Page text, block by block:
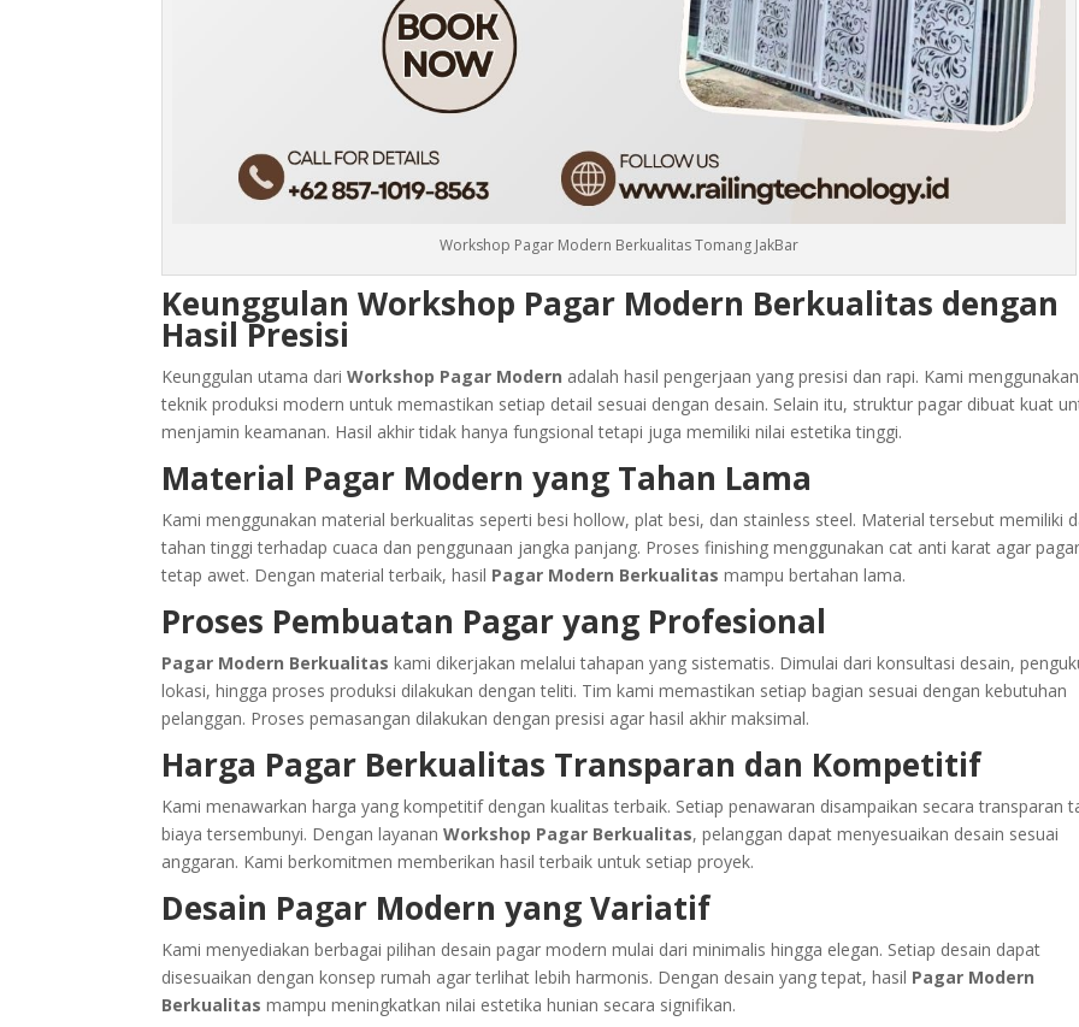
Workshop Pagar Modern Berkualitas Tomang JakBar
Keunggulan Workshop Pagar Modern Berkualitas dengan
Hasil Presisi
Keunggulan utama dariWorkshop Pagar Modern adalah hasil pengerjaan yang presisi dan rapi. Kami menggunakan
teknik produksi modern untuk memastikan setiap detail sesuai dengan desain. Selain itu, struktur pagar dibuat kuat
menjamin keamanan. Hasil akhir tidak hanya fungsional tetapi juga memiliki nilai estetika tinggi.
Material Pagar Modern yang Tahan Lama
Kami menggunakan material berkualitas seperti besi hollow, plat besi, dan stainless steel. Material tersebut memiliki
tahan tinggi terhadap cuaca dan penggunaan jangka panjang. Proses finishing menggunakan cat anti karat agar pagar
tetap awet. Dengan material terbaik, hasil Pagar Modern Berkualitas mampu bertahan lama.
Proses Pembuatan Pagar yang Profesional
Pagar Modern Berkualitas kami dikerjakan melalui tahapan yang sistematis. Dimulai dari konsultasi desain,
lokasi, hingga proses produksi dilakukan dengan teliti. Tim kami memastikan setiap bagian sesuai dengan kebutuhan
pelanggan. Proses pemasangan dilakukan dengan presisi agar hasil akhir maksimal.
Harga Pagar Berkualitas Transparan dan Kompetitif
Kami menawarkan harga yang kompetitif dengan kualitas terbaik. Setiap penawaran disampaikan secara transparan
biaya tersembunyi. Dengan layananWorkshop Pagar Berkualitas, pelanggan dapat menyesuaikan desain sesuai
anggaran. Kami berkomitmen memberikan hasil terbaik untuk setiap proyek.
Desain Pagar Modern yang Variatif
Kami menyediakan berbagai pilihan desain pagar modern mulai dari minimalis hingga elegan. Setiap desain dapat
disesuaikan dengan konsep rumah agar terlihat lebih harmonis. Dengan desain yang tepat, hasil Pagar Modern
Berkualitas mampu meningkatkan nilai estetika hunian secara signifikan.